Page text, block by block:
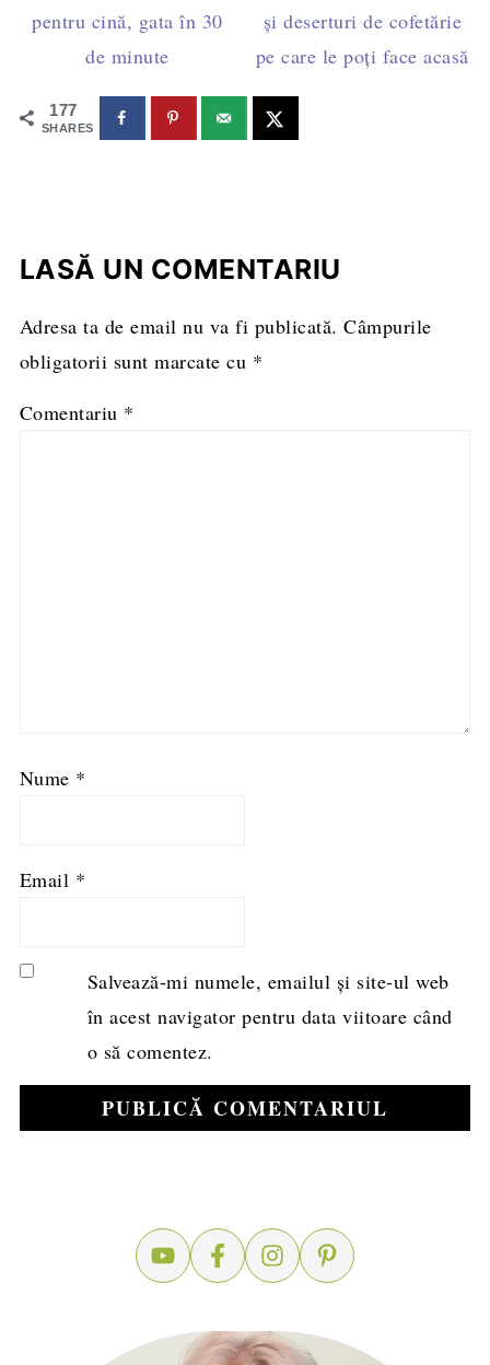
pentru cină, gata în 30
de minute
și deserturi de cofetărie
pe care le poți face acasă
177
SHARES
LASĂ UN COMENTARIU
Adresa ta de email nu va fi publicată. Câmpurile
obligatorii sunt marcate cu *
Comentariu *
Nume *
Email *
Salvează-mi numele, emailul și site-ul web
în acest navigator pentru data viitoare când
o să comentez.